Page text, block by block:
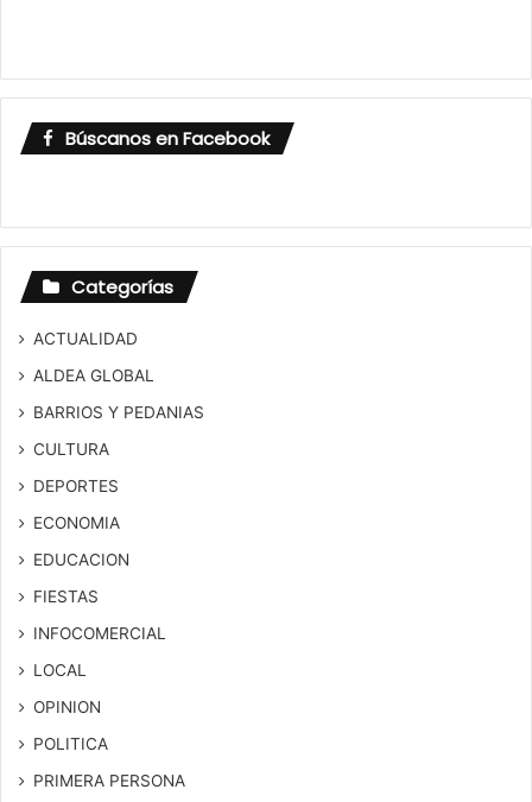
Búscanos en Facebook
Categorías
ACTUALIDAD
ALDEA GLOBAL
BARRIOS Y PEDANIAS
CULTURA
DEPORTES
ECONOMIA
EDUCACION
FIESTAS
INFOCOMERCIAL
LOCAL
OPINION
POLITICA
PRIMERA PERSONA